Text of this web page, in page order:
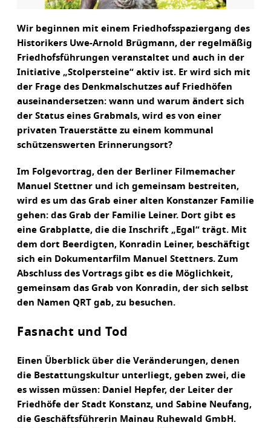
Wir beginnen mit einem Friedhofsspaziergang des
Historikers Uwe-Arnold Brügmann, der regelmäßig
Friedhofsführungen veranstaltet und auch in der
Initiative „Stolpersteine“ aktiv ist. Er wird sich mit
der Frage des Denkmalschutzes auf Friedhöfen
auseinandersetzen: wann und warum ändert sich
der Status eines Grabmals, wird es von einer
privaten Trauerstätte zu einem kommunal
schützenswerten Erinnerungsort?
Im Folgevortrag, den der Berliner Filmemacher
Manuel Stettner und ich gemeinsam bestreiten,
wird es um das Grab einer alten Konstanzer Familie
gehen: das Grab der Familie Leiner. Dort gibt es
eine Grabplatte, die die Inschrift „Egal“ trägt. Mit
dem dort Beerdigten, Konradin Leiner, beschäftigt
sich ein Dokumentarfilm Manuel Stettners. Zum
Abschluss des Vortrags gibt es die Möglichkeit,
gemeinsam das Grab von Konradin, der sich selbst
den Namen QRT gab, zu besuchen.
Fasnacht und Tod
Einen Überblick über die Veränderungen, denen
die Bestattungskultur unterliegt, geben zwei, die
es wissen müssen: Daniel Hepfer, der Leiter der
Friedhöfe der Stadt Konstanz, und Sabine Neufang,
die Geschäftsführerin Mainau Ruhewald GmbH.